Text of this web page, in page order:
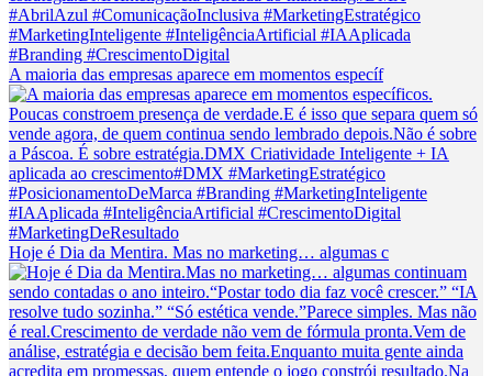
A maioria das empresas aparece em momentos específ
Hoje é Dia da Mentira. Mas no marketing… algumas c